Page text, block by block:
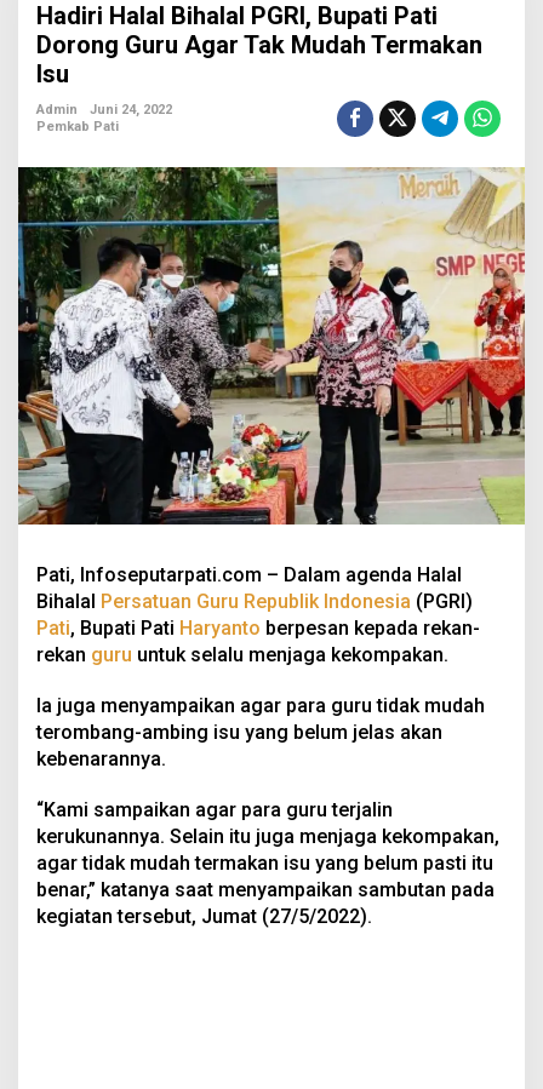
Bihalal
PGRI,
Bupati
Dorong
Guru
Tak
Termakan
Hadiri Halal Bihalal PGRI, Bupati Pati
Dorong Guru Agar Tak Mudah Termakan
Isu
Admin
Juni 24, 2022
Pemkab Pati
Pati, Infoseputarpati.com – Dalam agenda Halal
Bihalal
Persatuan Guru Republik Indonesia (PGRI)
Pati, Bupati Pati Haryanto berpesan kepada rekan-
rekan guru untuk selalu menjaga kekompakan.
Ia juga menyampaikan agar para guru tidak mudah
terombang-ambing isu yang belum jelas akan
kebenarannya.
“Kami sampaikan agar para guru terjalin
kerukunannya. Selain itu juga menjaga kekompakan,
agar tidak mudah termakan isu yang belum pasti itu
benar,” katanya saat menyampaikan sambutan pada
kegiatan tersebut, Jumat (27/5/2022).